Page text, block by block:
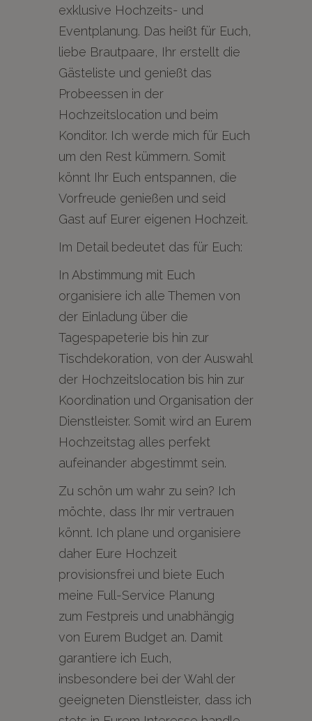
exklusive Hochzeits- und
Eventplanung. Das heißt für Euch,
liebe Brautpaare, Ihr erstellt die
Gästeliste und genießt das
Probeessen in der
Hochzeitslocation und beim
Konditor. Ich werde mich für Euch
um den Rest kümmern. Somit
könnt Ihr Euch entspannen, die
Vorfreude genießen und seid
Gast auf Eurer eigenen Hochzeit.
Im Detail bedeutet das für Euch:
In Abstimmung mit Euch
organisiere ich alle Themen von
der Einladung über die
Tagespapeterie bis hin zur
Tischdekoration, von der Auswahl
der Hochzeitslocation bis hin zur
Koordination und Organisation der
Dienstleister. Somit wird an Eurem
Hochzeitstag alles perfekt
aufeinander abgestimmt sein.
Zu schön um wahr zu sein? Ich
möchte, dass Ihr mir vertrauen
könnt. Ich plane und organisiere
daher Eure Hochzeit
provisionsfrei und biete Euch
meine Full-Service Planung
zum Festpreis und unabhängig
von Eurem Budget an. Damit
garantiere ich Euch,
insbesondere bei der Wahl der
geeigneten Dienstleister, dass ich